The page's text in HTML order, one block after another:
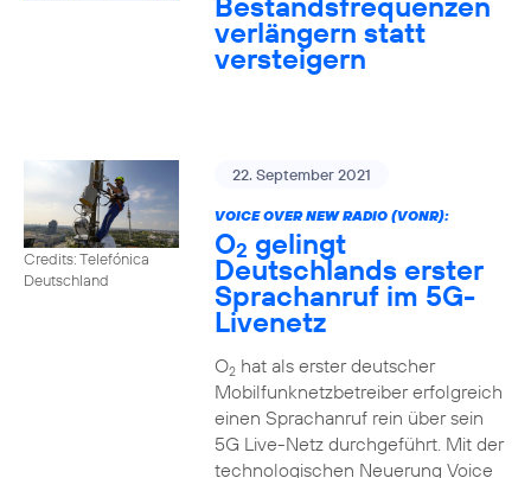
verlängern statt
versteigern
Credits: Telefónica
Deutschland
22. September 2021
VOICE OVER NEW RADIO (VONR):
O2 gelingt
Deutschlands erster
Sprachanruf im 5G-
Livenetz
O2hat als erster deutscher
Mobilfunknetzbetreiber erfolgreich
einen Sprachanruf rein über sein
5G Live-Netz durchgeführt. Mit der
technologischen Neuerung Voice